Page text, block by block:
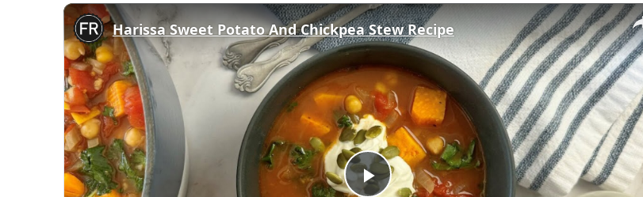
Play Unmute
Harissa Sweet Potato And Chickpea Stew Recipe